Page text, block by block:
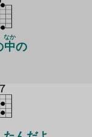
中
なか
の